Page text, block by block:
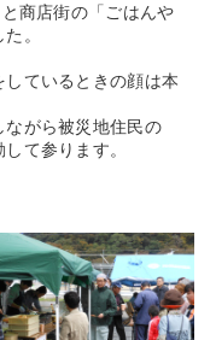
商店街の「ごはんや
。
ているときの顔は本
ながら被災地住民の
て参ります。